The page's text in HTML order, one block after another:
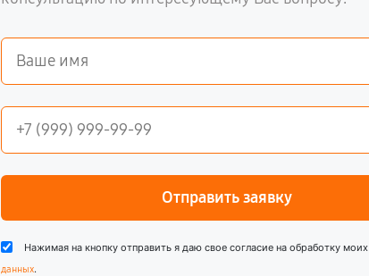
Отправить заявку
Нажимая на кнопку отправить я даю свое согласие на обработку моих
данных.